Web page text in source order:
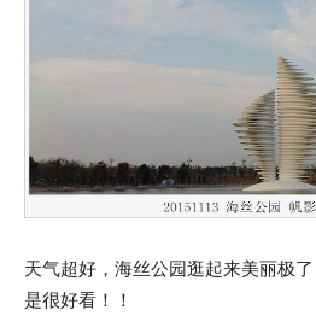
天气超好，海丝公园逛起来美丽极
是很好看！！